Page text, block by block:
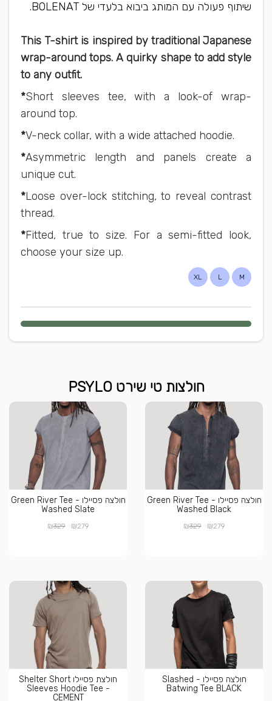
שיתוף פעולה עם המותג ביבוא בלעדי של BOLENAT.
This T-shirt is inspired by traditional Japanese
wrap-around tops. A quirky shape to add style
to any outfit.
*Short sleeves tee, with a look-of wrap-
around top.
*V-neck collar, with a wide attached hoodie.
*Asymmetric length and panels create a
unique cut.
*Loose over-lock stitching, to reveal contrast
thread.
*Fitted, true to size. For a semi-fitted look,
choose your size up.
M
L
XL
חולצות טי שירט PSYLO
חולצה פסיילו - Green River Tee
Washed Black
₪279
₪329
חולצה פסיילו - Green River Tee
Washed Slate
₪279
₪329
חולצה פסיילו - Slashed
Batwing Tee BLACK
חולצת פסיילו Shelter Short
Sleeves Hoodie Tee -
CEMENT